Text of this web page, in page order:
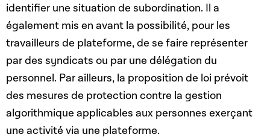
identifier une situation de subordination. Il a
également mis en avant la possibilité, pour les
travailleurs de plateforme, de se faire représenter
par des syndicats ou par une délégation du
personnel. Par ailleurs, la proposition de loi prévoit
des mesures de protection contre la gestion
algorithmique applicables aux personnes exerçant
une activité via une plateforme.